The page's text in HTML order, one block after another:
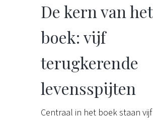
De kern van het
boek: vijf
terugkerende
levensspijten
Centraal in het boek staan vijf